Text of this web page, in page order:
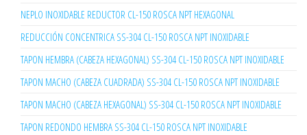
NEPLO INOXIDABLE REDUCTOR CL-150 ROSCA NPT HEXAGONAL
REDUCCIÓN CONCENTRICA SS-304 CL-150 ROSCA NPT INOXIDABLE
TAPON HEMBRA (CABEZA HEXAGONAL) SS-304 CL-150 ROSCA NPT INOXIDABLE
TAPON MACHO (CABEZA CUADRADA) SS-304 CL-150 ROSCA NPT INOXIDABLE
TAPON MACHO (CABEZA HEXAGONAL) SS-304 CL-150 ROSCA NPT INOXIDABLE
TAPON REDONDO HEMBRA SS-304 CL-150 ROSCA NPT INOXIDABLE